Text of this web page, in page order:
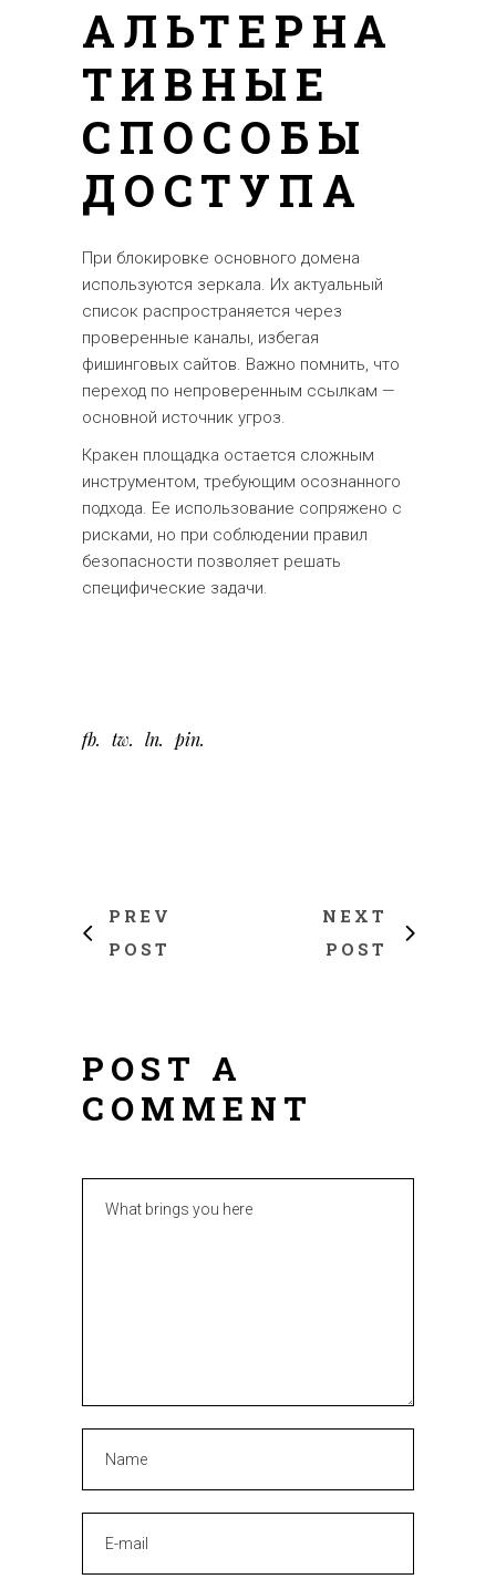
АЛЬТЕРНА
ТИВНЫЕ
СПОСОБЫ
ДОСТУПА
При блокировке основного домена
используются зеркала. Их актуальный
список распространяется через
проверенные каналы, избегая
фишинговых сайтов. Важно помнить, что
переход по непроверенным ссылкам —
основной источник угроз.
Кракен площадка остается сложным
инструментом, требующим осознанного
подхода. Ее использование сопряжено с
рисками, но при соблюдении правил
безопасности позволяет решать
специфические задачи.
fb tw ln pin
PREV
POST
NEXT
POST
POST A
COMMENT